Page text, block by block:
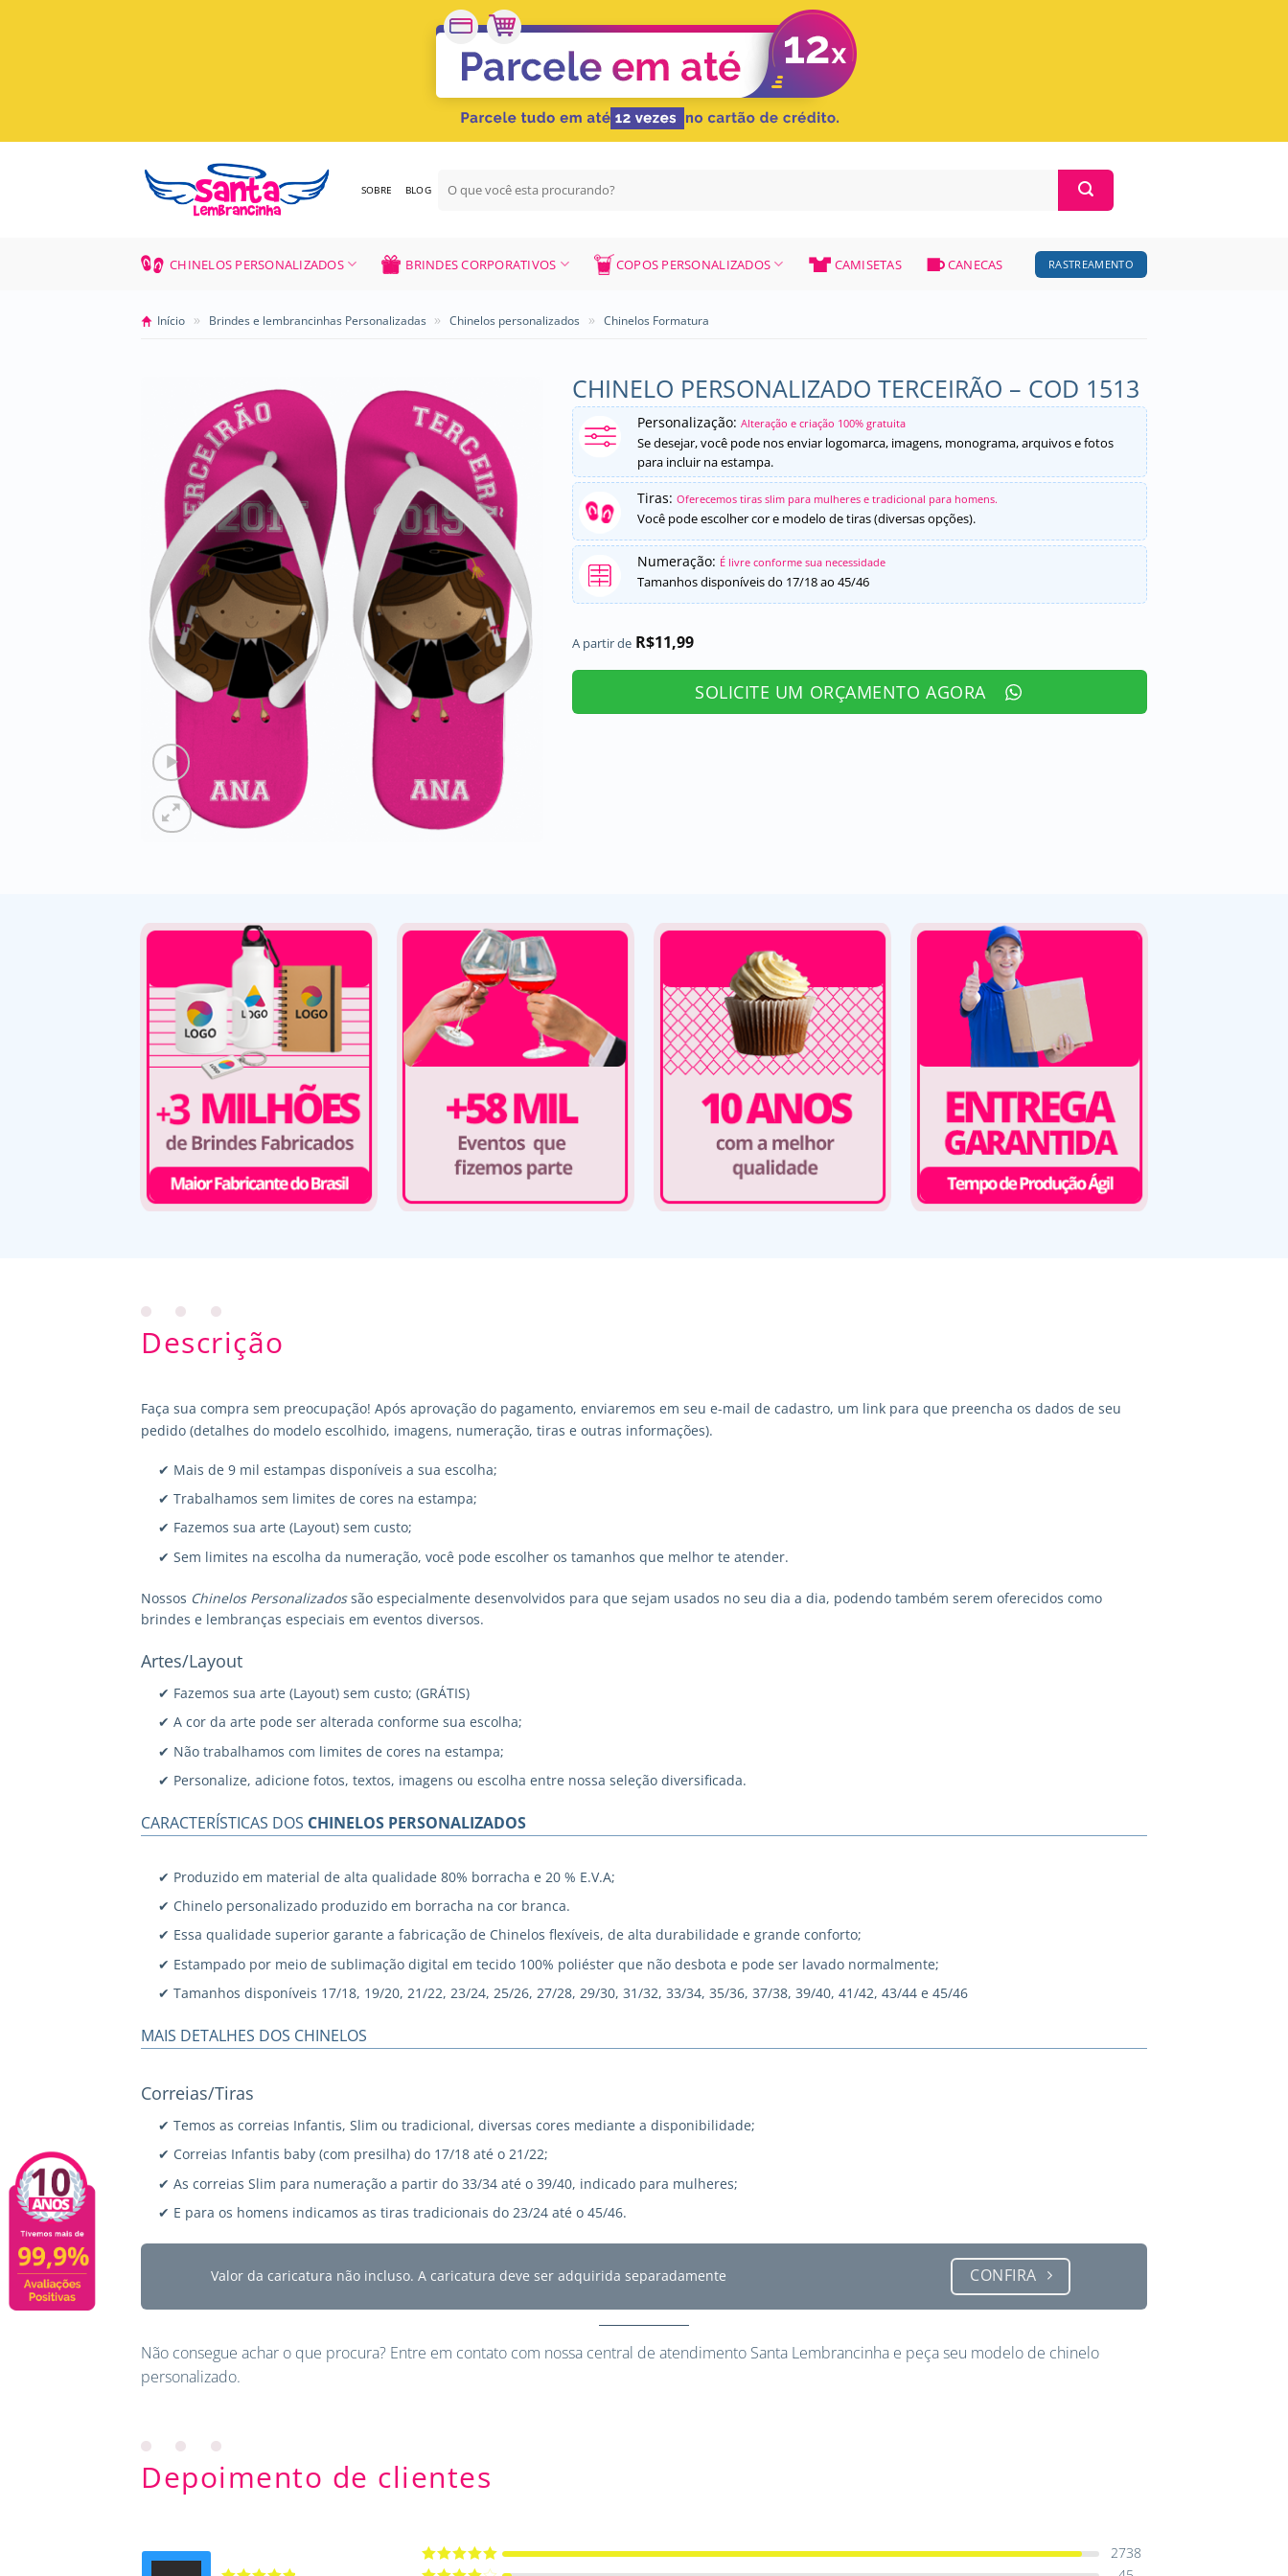
SOBRE BLOG
por:
CHINELOS PERSONALIZADOS BRINDES CORPORATIVOS COPOS PERSONALIZADOS CAMISETAS CANECAS RASTREAMENTO
Início » Brindes e lembrancinhas Personalizadas » Chinelos personalizados » Chinelos Formatura
CHINELO PERSONALIZADO TERCEIRÃO – COD 1513
Personalização: Alteração e criação 100% gratuita
Se desejar, você pode nos enviar logomarca, imagens, monograma, arquivos e fotos
para incluir na estampa.
Tiras: Oferecemos tiras slim para mulheres e tradicional para homens.
Você pode escolher cor e modelo de tiras (diversas opções).
Numeração: É livre conforme sua necessidade
Tamanhos disponíveis do 17/18 ao 45/46
A partir de R$11,99
SOLICITE UM ORÇAMENTO AGORA
Descrição
Faça sua compra sem preocupação! Após aprovação do pagamento, enviaremos em seu e-mail de cadastro, um link para que preencha os dados de seu
pedido (detalhes do modelo escolhido, imagens, numeração, tiras e outras informações).
✔ Mais de 9 mil estampas disponíveis a sua escolha;
✔ Trabalhamos sem limites de cores na estampa;
✔ Fazemos sua arte (Layout) sem custo;
✔ Sem limites na escolha da numeração, você pode escolher os tamanhos que melhor te atender.
Nossos Chinelos Personalizadossão especialmente desenvolvidos para que sejam usados no seu dia a dia, podendo também serem oferecidos como
brindes e lembranças especiais em eventos diversos.
Artes/Layout
✔ Fazemos sua arte (Layout) sem custo; (GRÁTIS)
✔ A cor da arte pode ser alterada conforme sua escolha;
✔ Não trabalhamos com limites de cores na estampa;
✔ Personalize, adicione fotos, textos, imagens ou escolha entre nossa seleção diversificada.
CARACTERÍSTICAS DOS CHINELOS PERSONALIZADOS
✔ Produzido em material de alta qualidade 80% borracha e 20 % E.V.A;
✔ Chinelo personalizado produzido em borracha na cor branca.
✔ Essa qualidade superior garante a fabricação de Chinelos flexíveis, de alta durabilidade e grande conforto;
✔ Estampado por meio de sublimação digital em tecido 100% poliéster que não desbota e pode ser lavado normalmente;
✔ Tamanhos disponíveis 17/18, 19/20, 21/22, 23/24, 25/26, 27/28, 29/30, 31/32, 33/34, 35/36, 37/38, 39/40, 41/42, 43/44 e 45/46
MAIS DETALHES DOS CHINELOS
Correias/Tiras
✔ Temos as correias Infantis, Slim ou tradicional, diversas cores mediante a disponibilidade;
✔ Correias Infantis baby (com presilha) do 17/18 até o 21/22;
✔ As correias Slim para numeração a partir do 33/34 até o 39/40, indicado para mulheres;
✔ E para os homens indicamos as tiras tradicionais do 23/24 até o 45/46.
Valor da caricatura não incluso. A caricatura deve ser adquirida separadamente CONFIRA
Não consegue achar o que procura? Entre em contato com nossa central de atendimento Santa Lembrancinha e peça seu modelo de chinelo
personalizado.
Depoimento de clientes
Avaliação5
2738